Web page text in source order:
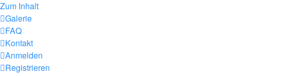
Zum Inhalt
Galerie
FAQ
Kontakt
Anmelden
Registrieren